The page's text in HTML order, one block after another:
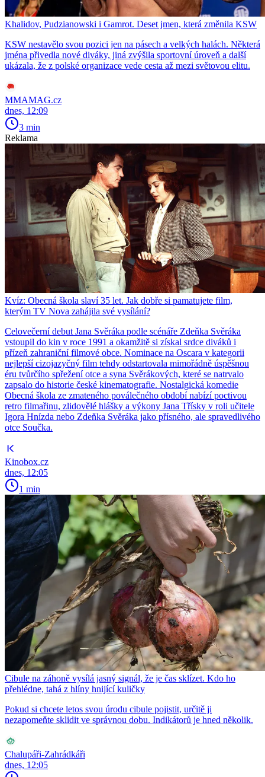
Khalidov, Pudzianowski i Gamrot. Deset jmen, která změnila KSW
KSW nestavělo svou pozici jen na pásech a velkých halách. Některá
jména přivedla nové diváky, jiná zvýšila sportovní úroveň a další
ukázala, že z polské organizace vede cesta až mezi světovou elitu.
MMAMAG.cz
dnes, 12:09
3 min
Reklama
Kvíz: Obecná škola slaví 35 let. Jak dobře si pamatujete film,
kterým TV Nova zahájila své vysílání?
Celovečerní debut Jana Svěráka podle scénáře Zdeňka Svěráka
vstoupil do kin v roce 1991 a okamžitě si získal srdce diváků i
přízeň zahraniční filmové obce. Nominace na Oscara v kategorii
nejlepší cizojazyčný film tehdy odstartovala mimořádně úspěšnou
éru tvůrčího spřežení otce a syna Svěrákových, které se natrvalo
zapsalo do historie české kinematografie. Nostalgická komedie
Obecná škola ze zmateného poválečného období nabízí poctivou
retro filmařinu, zlidovělé hlášky a výkony Jana Třísky v roli učitele
Igora Hnízda nebo Zdeňka Svěráka jako přísného, ale spravedlivého
otce Součka.
Kinobox.cz
dnes, 12:05
1 min
Cibule na záhoně vysílá jasný signál, že je čas sklízet. Kdo ho
přehlédne, tahá z hlíny hnijící kuličky
Pokud si chcete letos svou úrodu cibule pojistit, určitě ji
nezapomeňte sklidit ve správnou dobu. Indikátorů je hned několik.
Chalupáři-Zahrádkáři
dnes, 12:05